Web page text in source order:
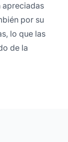
apreciadas
por su
lo que las
de la